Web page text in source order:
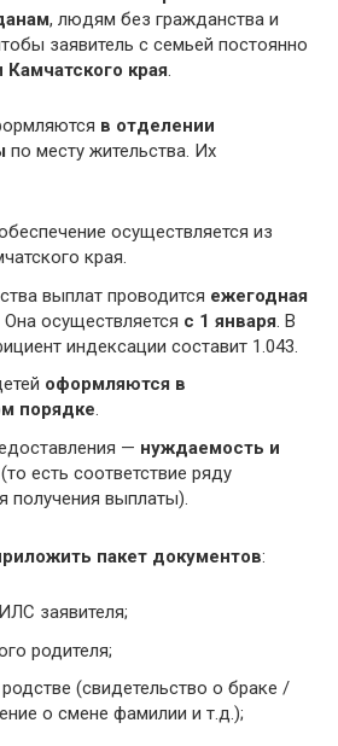
, людям без гражданства и
заявитель с семьей постоянно
края.
в отделении
по месту жительства. Их
осуществляется из
края.
выплат проводится ежегодная
Она осуществляется с 1 января. В
индексации составит 1.043.
оформляются в
порядке.
— нуждаемость и
(то есть соответствие ряду
получения выплаты).
пакет документов:
заявителя;
родителя;
(свидетельство о браке /
о смене фамилии и т.д.);